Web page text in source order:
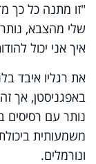
"זו מתנה כל כך
שלי מהצבא,
איך אני יכול
באפגניסטן, אך
נותר עם רסיסים
משמעותית
ונורמלים.